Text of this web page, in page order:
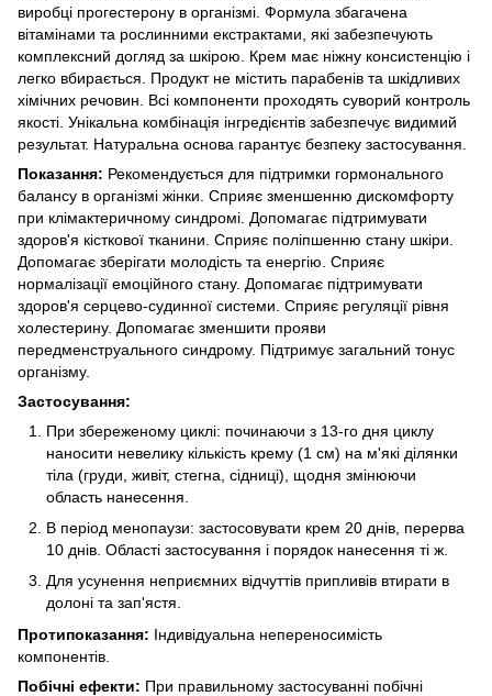
виробці прогестерону в організмі. Формула збагачена
вітамінами та рослинними екстрактами, які забезпечують
комплексний догляд за шкірою. Крем має ніжну консистенцію і
легко вбирається. Продукт не містить парабенів та шкідливих
хімічних речовин. Всі компоненти проходять суворий контроль
якості. Унікальна комбінація інгредієнтів забезпечує видимий
результат. Натуральна основа гарантує безпеку застосування.
Показання: Рекомендується для підтримки гормонального
балансу в організмі жінки. Сприяє зменшенню дискомфорту
при клімактеричному синдромі. Допомагає підтримувати
здоров'я кісткової тканини. Сприяє поліпшенню стану шкіри.
Допомагає зберігати молодість та енергію. Сприяє
нормалізації емоційного стану. Допомагає підтримувати
здоров'я серцево-судинної системи. Сприяє регуляції рівня
холестерину. Допомагає зменшити прояви
передменструального синдрому. Підтримує загальний тонус
організму.
Застосування:
При збереженому циклі: починаючи з 13-го дня циклу
наносити невелику кількість крему (1 см) на м'які ділянки
тіла (груди, живіт, стегна, сідниці), щодня змінюючи
область нанесення.
В період менопаузи: застосовувати крем 20 днів, перерва
10 днів. Області застосування і порядок нанесення ті ж.
Для усунення неприємних відчуттів припливів втирати в
долоні та зап'ястя.
Протипоказання: Індивідуальна непереносимість
компонентів.
Побічні ефекти: При правильному застосуванні побічні